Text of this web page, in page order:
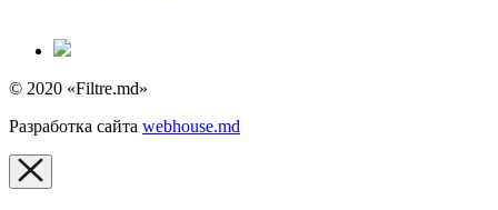
© 2020 «Filtre.md»
Разработка сайта webhouse.md